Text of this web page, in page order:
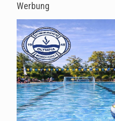
Werbung